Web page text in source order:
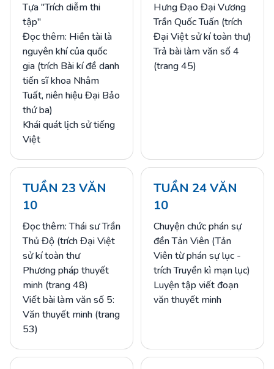
Tựa "Trích diễm thi
tập"
Đọc thêm: Hiền tài là
nguyên khí của quốc
gia (trích Bài kí đề danh
tiến sĩ khoa Nhâm
Tuất, niên hiệu Đại Bảo
thứ ba)
Khái quát lịch sử tiếng
Việt
Hưng Đạo Đại Vương
Trần Quốc Tuấn (trích
Đại Việt sử kí toàn thư)
Trả bài làm văn số 4
(trang 45)
TUẦN 23 VĂN
10
Đọc thêm: Thái sư Trần
Thủ Độ (trích Đại Việt
sử kí toàn thư
Phương pháp thuyết
minh (trang 48)
Viết bài làm văn số 5:
Văn thuyết minh (trang
53)
TUẦN 24 VĂN
10
Chuyện chức phán sự
đền Tản Viên (Tản
Viên từ phán sự lục -
trích Truyền kì mạn lục)
Luyện tập viết đoạn
văn thuyết minh